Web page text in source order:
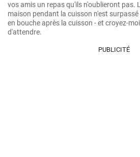
vos amis un repas qu'ils n'oublieront pas.
maison pendant la cuisson n'est
en bouche après la cuisson - et croyez-
d'attendre.
PUBLICITÉ